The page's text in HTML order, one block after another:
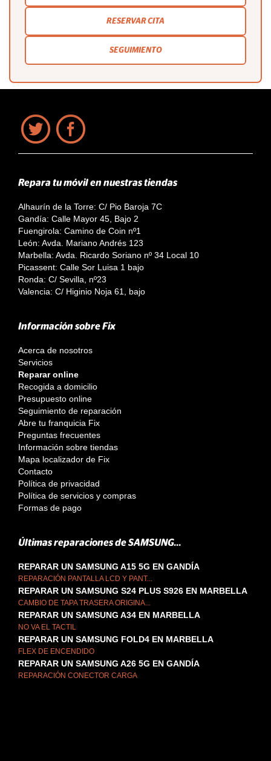
RESERVAR CITA
SEGUIMIENTO
Repara tu móvil en nuestras tiendas
Alhaurín de la Torre: C/ Pio Baroja 7C
Gandía: Calle Mayor 45, Bajo 2
Fuengirola: Camino de Coin nº1
León: Avda. Mariano Andrés 123
Marbella: Avda. Ricardo Soriano nº 34 Local 10
Picassent: Calle Sor Luisa 1 bajo
Ronda: C/ Sevilla, nº23
Valencia: C/ Higinio Noja 61, bajo
Información sobre Fix
Acerca de nosotros
Servicios
Reparar online
Recogida a domicilio
Presupuesto online
Seguimiento de reparación
Abre tu franquicia Fix
Preguntas frecuentes
Información sobre tiendas
Mapa localizador de Fix
Contacto
Política de privacidad
Política de servicios y compras
Formas de pago
Últimas reparaciones de SAMSUNG...
REPARAR UN SAMSUNG A15 5G EN GANDÍA
REPARACIÓN PANTALLA LCD Y PANT...
REPARAR UN SAMSUNG S24 PLUS S926 EN MARBELLA
CAMBIO DE TAPA TRASERA ORIGINA...
REPARAR UN SAMSUNG A34 EN MARBELLA
NO VA EL TACTIL
REPARAR UN SAMSUNG FOLD4 EN MARBELLA
FLEX DE ENCENDIDO
REPARAR UN SAMSUNG A26 5G EN GANDÍA
REPARACIÓN CONECTOR CARGA